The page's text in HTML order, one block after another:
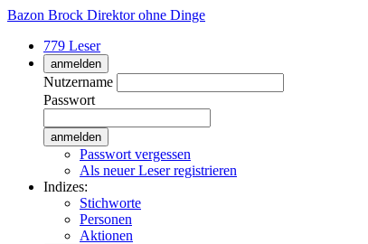
Bazon Brock Direktor ohne Dinge
779 Leser
anmelden
Nutzername
Passwort
Passwort vergessen
Als neuer Leser registrieren
Indizes:
Stichworte
Personen
Aktionen